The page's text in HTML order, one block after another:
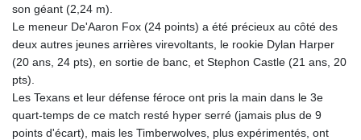
son géant (2,24 m).
Le meneur De'Aaron Fox (24 points) a été précieux au côté des
deux autres jeunes arrières virevoltants, le rookie Dylan Harper
(20 ans, 24 pts), en sortie de banc, et Stephon Castle (21 ans, 20
pts).
Les Texans et leur défense féroce ont pris la main dans le 3e
quart-temps de ce match resté hyper serré (jamais plus de 9
points d'écart), mais les Timberwolves, plus expérimentés, ont